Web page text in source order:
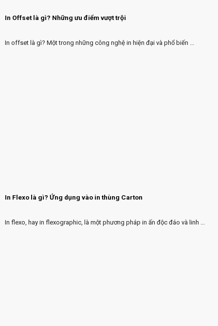
In Offset là gì? Những ưu điểm vượt trội
In offset là gì? Một trong những công nghệ in hiện đại và phổ biến ...
In Flexo là gì? Ứng dụng vào in thùng Carton
In flexo, hay in flexographic, là một phương pháp in ấn độc đáo và linh ...